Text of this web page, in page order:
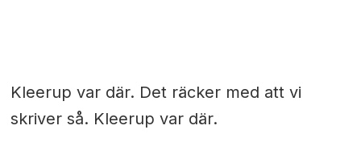
Kleerup var där. Det räcker med att vi
skriver så. Kleerup var där.